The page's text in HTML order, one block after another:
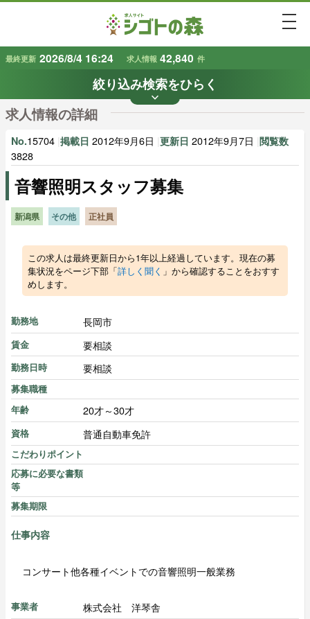
最終更新 2026/8/4 16:24 求人情報 42,840 件
絞り込み検索をひらく
keyboard_arrow_down
条件から探す
地域で探す 業種で探す
雇用形態で探す 賃金で探す
求人情報の詳細
No.15704 掲載日 2012年9月6日 更新日 2012年9月7日 閲覧数
3828
音響照明スタッフ募集
新潟県 その他 正社員
この求人は最終更新日から1年以上経過しています。現在の募
集状況をページ下部「詳しく聞く 」から確認することをおすす
めします。
勤務地 長岡市
賃金 要相談
勤務日時 要相談
募集職種
年齢
20才～30才
資格 普通自動車免許
こだわりポイント
応募に必要な書類
等
募集期限
仕事内容
コンサート他各種イベントでの音響照明一般業務
事業者 株式会社 洋琴舎